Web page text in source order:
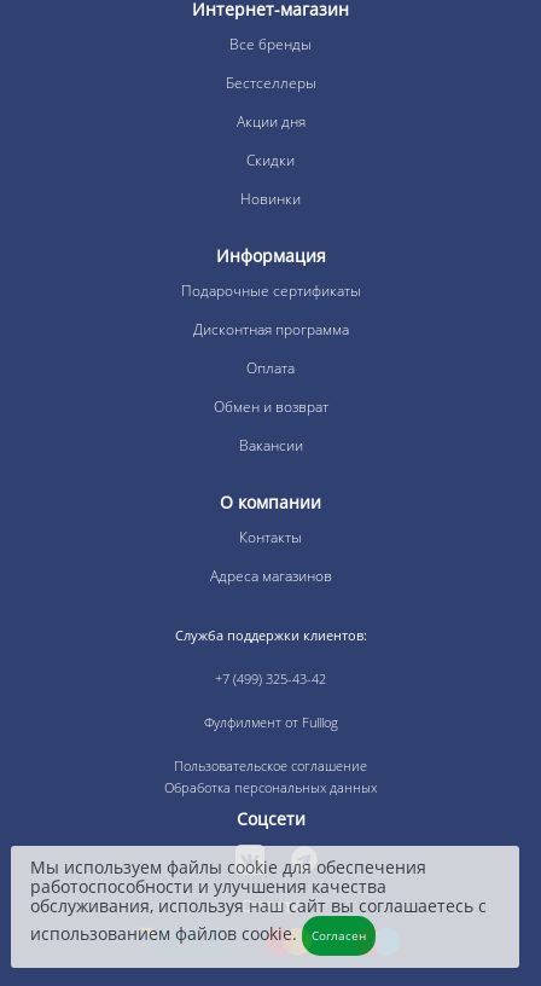
Интернет-магазин
Все бренды
Бестселлеры
Акции дня
Скидки
Новинки
Информация
Подарочные сертификаты
Дисконтная программа
Оплата
Обмен и возврат
Вакансии
О компании
Контакты
Адреса магазинов
Служба поддержки клиентов:
+7 (499) 325-43-42
Фулфилмент от Fulllog
Пользовательское соглашение
Обработка персональных данных
Соцсети
Оплата
Мы используем файлы cookie для обеспечения
работоспособности и улучшения качества
обслуживания, используя наш сайт вы соглашаетесь с
использованием файлов cookie.
Согласен